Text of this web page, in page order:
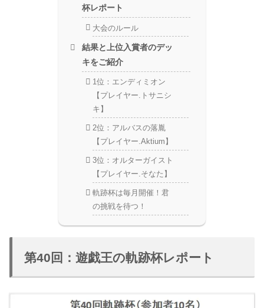
杯レポート
大会のルール
結果と上位入賞者のデッ
キをご紹介
1位：エンディミオン
【プレイヤー.トサニシ
キ】
2位：アルバスの落胤
【プレイヤー.Aktium】
3位：オルターガイスト
【プレイヤー.そなた】
軌跡杯は毎月開催！君
の挑戦を待つ！
第40回：遊戯王の軌跡杯レポート